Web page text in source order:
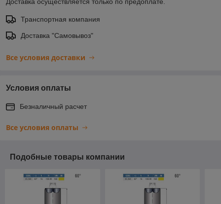
Транспортная компания
Доставка "Самовывоз"
Все условия доставки
Условия оплаты
Безналичный расчет
Все условия оплаты
Подобные товары компании